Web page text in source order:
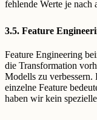
fehlende Werte je nach
3.5. Feature
Feature Engineering
die Transformation
Modells zu
einzelne Feature
haben wir kein